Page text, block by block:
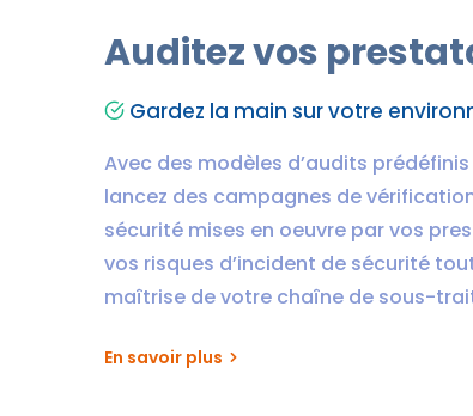
Auditez vos
Gardez la main sur votre
Avec des modèles d’audits
lancez des campagnes de
sécurité mises en oeuvre par vos
vos risques d’incident de sécurité
maîtrise de votre chaîne de sous-
En savoir plus